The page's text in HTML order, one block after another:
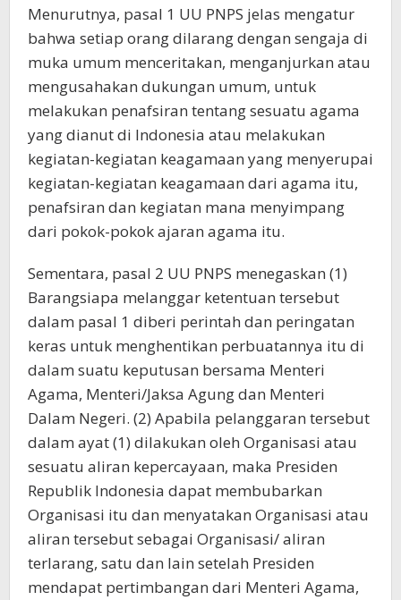
Menurutnya, pasal 1 UU PNPS jelas mengatur
bahwa setiap orang dilarang dengan sengaja di
muka umum menceritakan, menganjurkan atau
mengusahakan dukungan umum, untuk
melakukan penafsiran tentang sesuatu agama
yang dianut di Indonesia atau melakukan
kegiatan-kegiatan keagamaan yang menyerupai
kegiatan-kegiatan keagamaan dari agama itu,
penafsiran dan kegiatan mana menyimpang
dari pokok-pokok ajaran agama itu.
Sementara, pasal 2 UU PNPS menegaskan (1)
Barangsiapa melanggar ketentuan tersebut
dalam pasal 1 diberi perintah dan peringatan
keras untuk menghentikan perbuatannya itu di
dalam suatu keputusan bersama Menteri
Agama, Menteri/Jaksa Agung dan Menteri
Dalam Negeri. (2) Apabila pelanggaran tersebut
dalam ayat (1) dilakukan oleh Organisasi atau
sesuatu aliran kepercayaan, maka Presiden
Republik Indonesia dapat membubarkan
Organisasi itu dan menyatakan Organisasi atau
aliran tersebut sebagai Organisasi/ aliran
terlarang, satu dan lain setelah Presiden
mendapat pertimbangan dari Menteri Agama,